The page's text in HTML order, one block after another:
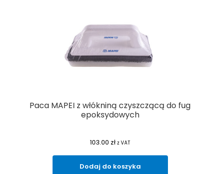
Paca MAPEI z włókniną czyszczącą do fug
epoksydowych
103.00 zł z VAT
Dodaj do koszyka